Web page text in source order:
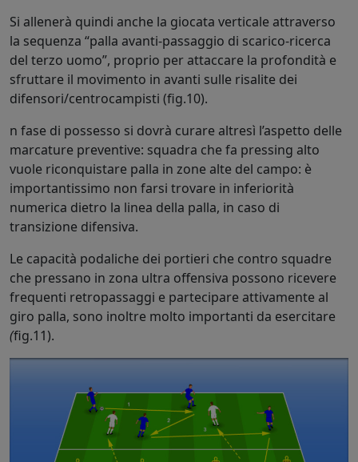
Si allenerà quindi anche la giocata verticale attraverso
la sequenza “palla avanti-passaggio di scarico-ricerca
del terzo uomo”, proprio per attaccare la profondità e
sfruttare il movimento in avanti sulle risalite dei
difensori/centrocampisti (fig.10).
n fase di possesso si dovrà curare altresì l’aspetto delle
marcature preventive: squadra che fa pressing alto
vuole riconquistare palla in zone alte del campo: è
importantissimo non farsi trovare in inferiorità
numerica dietro la linea della palla, in caso di
transizione difensiva.
Le capacità podaliche dei portieri che contro squadre
che pressano in zona ultra offensiva possono ricevere
frequenti retropassaggi e partecipare attivamente al
giro palla, sono inoltre molto importanti da esercitare
(fig.11).